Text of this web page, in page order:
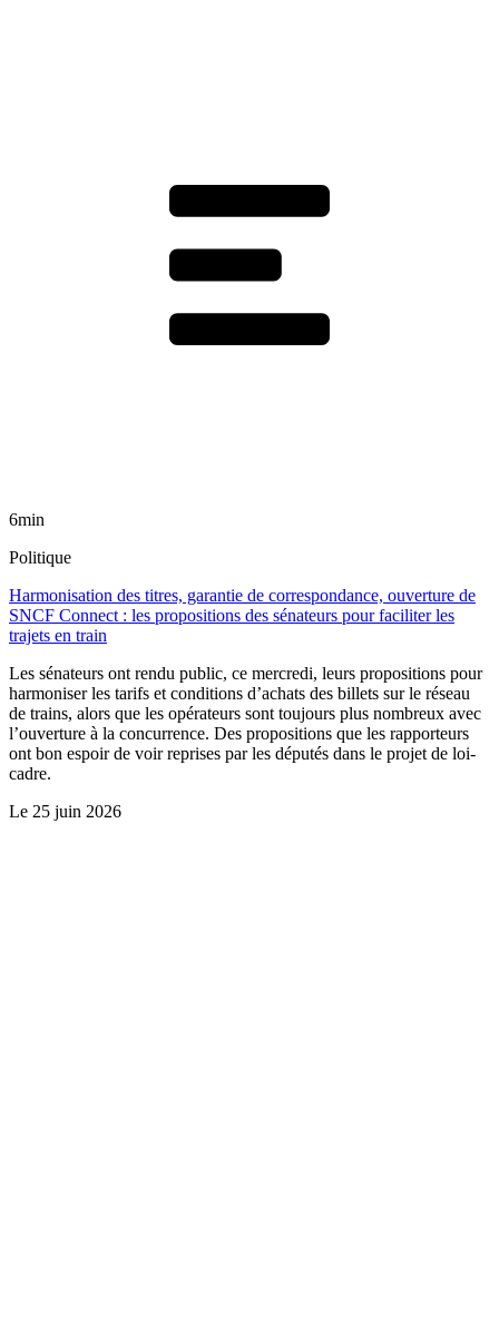
6min
Politique
Harmonisation des titres, garantie de correspondance, ouverture de
SNCF Connect : les propositions des sénateurs pour faciliter les
trajets en train
Les sénateurs ont rendu public, ce mercredi, leurs propositions pour
harmoniser les tarifs et conditions d’achats des billets sur le réseau
de trains, alors que les opérateurs sont toujours plus nombreux avec
l’ouverture à la concurrence. Des propositions que les rapporteurs
ont bon espoir de voir reprises par les députés dans le projet de loi-
cadre.
Le 25 juin 2026